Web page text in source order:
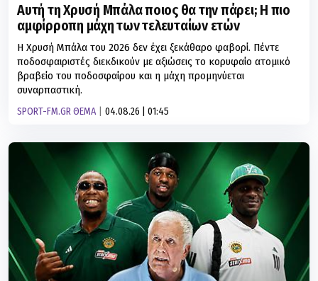
Αυτή τη Χρυσή Μπάλα ποιος θα την πάρει; Η πιο
αμφίρροπη μάχη των τελευταίων ετών
Η Χρυσή Μπάλα του 2026 δεν έχει ξεκάθαρο φαβορί. Πέντε
ποδοσφαιριστές διεκδικούν με αξιώσεις το κορυφαίο ατομικό
βραβείο του ποδοσφαίρου και η μάχη προμηνύεται
συναρπαστική.
SPORT-FM.GR ΘΕΜΑ 04.08.26 | 01:45